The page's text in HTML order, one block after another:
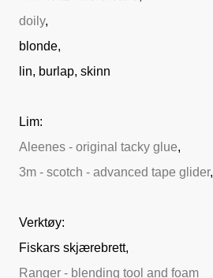
doily,
blonde,
lin, burlap, skinn
Lim:
Aleenes - original tacky glue,
3m - scotch - advanced tape glider,
Verktøy:
Fiskars skjærebrett,
Ranger - blending tool and foam